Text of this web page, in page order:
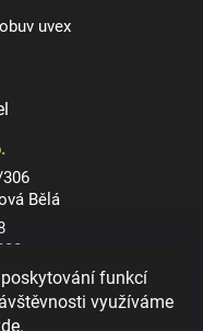
funkcí
využíváme
.
uvex
Bělá